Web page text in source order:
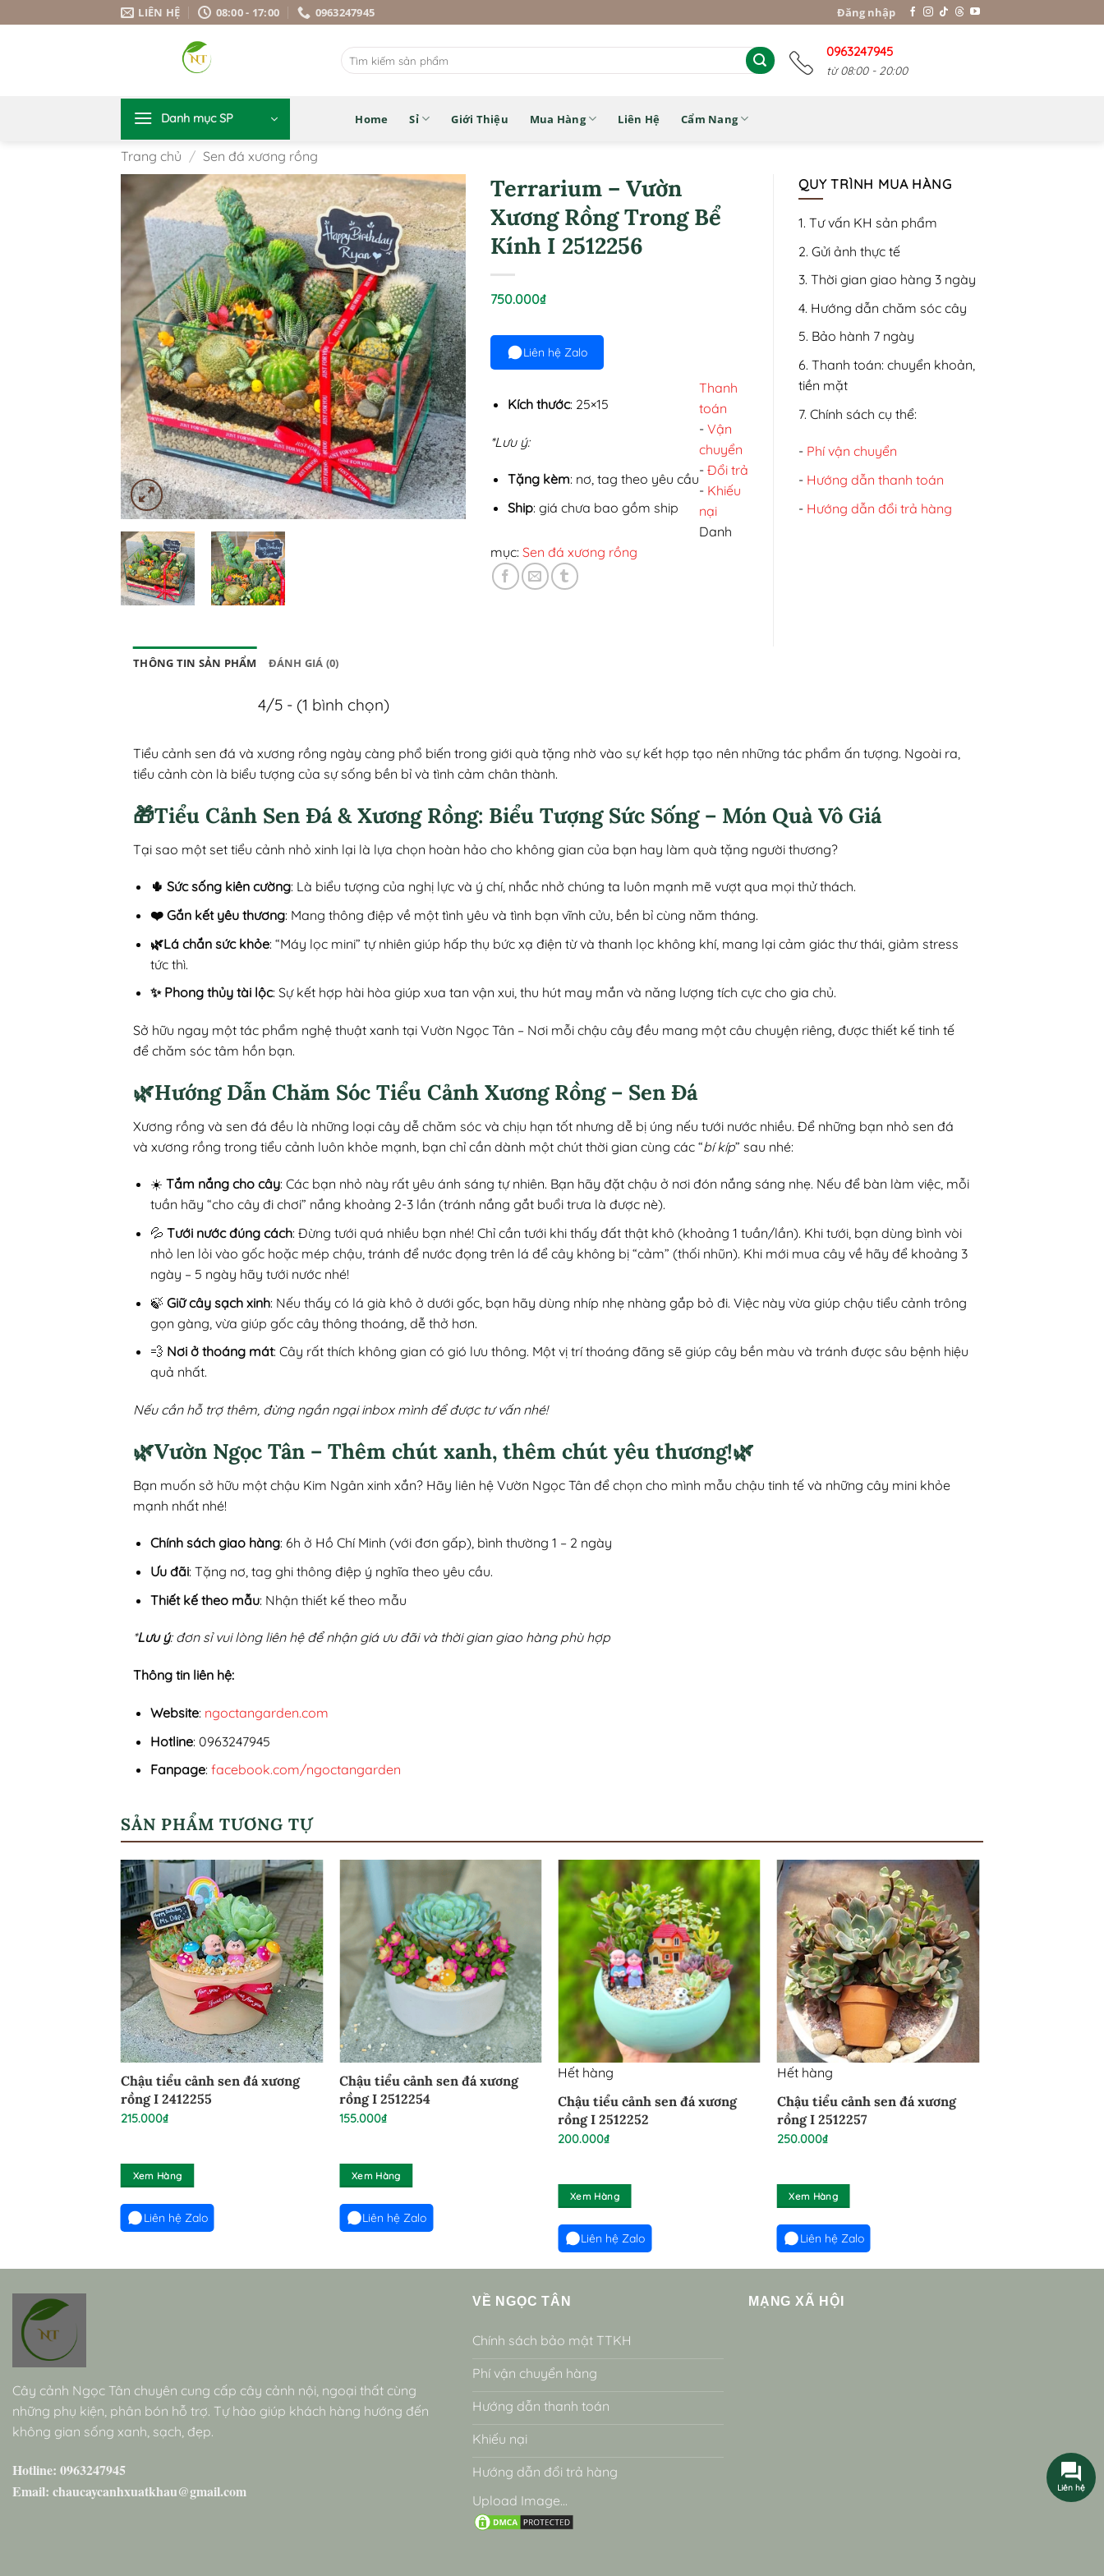
qua
LIÊN HỆ 08:00 - 17:00 0963247945 Đăng nhập
Tìm
kiếm:
0963247945
từ 08:00 - 20:00
Danh mục SP Home Sỉ Giới Thiệu Mua Hàng Liên Hệ Cẩm Nang
Trang chủ / Sen đá xương rồng
Terrarium – Vườn
Xương Rồng Trong Bể
Kính I 2512256
750.000₫
Liên hệ Zalo
Kích thước: 25×15
*Lưu ý:
Tặng kèm: nơ, tag theo yêu cầu
Ship: giá chưa bao gồm ship
Thanh
toán
- Vận
chuyển
- Đổi trả
- Khiếu
nại
Danh
mục: Sen đá xương rồng
QUY TRÌNH MUA HÀNG
1. Tư vấn KH sản phẩm
2. Gửi ảnh thực tế
3. Thời gian giao hàng 3 ngày
4. Hướng dẫn chăm sóc cây
5. Bảo hành 7 ngày
6. Thanh toán: chuyển khoản,
tiền mặt
7. Chính sách cụ thể:
- Phí vận chuyển
- Hướng dẫn thanh toán
- Hướng dẫn đổi trả hàng
THÔNG TIN SẢN PHẨM ĐÁNH GIÁ (0)
4/5 - (1 bình chọn)
Tiểu cảnh sen đá và xương rồng ngày càng phổ biến trong giới quà tặng nhờ vào sự kết hợp tạo nên những tác phẩm ấn tượng. Ngoài ra,
tiểu cảnh còn là biểu tượng của sự sống bền bỉ và tình cảm chân thành.
🎁Tiểu Cảnh Sen Đá & Xương Rồng: Biểu Tượng Sức Sống – Món Quà Vô Giá
Tại sao một set tiểu cảnh nhỏ xinh lại là lựa chọn hoàn hảo cho không gian của bạn hay làm quà tặng người thương?
🌵 Sức sống kiên cường: Là biểu tượng của nghị lực và ý chí, nhắc nhở chúng ta luôn mạnh mẽ vượt qua mọi thử thách.
❤️ Gắn kết yêu thương: Mang thông điệp về một tình yêu và tình bạn vĩnh cửu, bền bỉ cùng năm tháng.
🌿Lá chắn sức khỏe: “Máy lọc mini” tự nhiên giúp hấp thụ bức xạ điện từ và thanh lọc không khí, mang lại cảm giác thư thái, giảm stress
tức thì.
✨ Phong thủy tài lộc: Sự kết hợp hài hòa giúp xua tan vận xui, thu hút may mắn và năng lượng tích cực cho gia chủ.
Sở hữu ngay một tác phẩm nghệ thuật xanh tại Vườn Ngọc Tân – Nơi mỗi chậu cây đều mang một câu chuyện riêng, được thiết kế tinh tế
để chăm sóc tâm hồn bạn.
🌿Hướng Dẫn Chăm Sóc Tiểu Cảnh Xương Rồng – Sen Đá
Xương rồng và sen đá đều là những loại cây dễ chăm sóc và chịu hạn tốt nhưng dễ bị úng nếu tưới nước nhiều. Để những bạn nhỏ sen đá
và xương rồng trong tiểu cảnh luôn khỏe mạnh, bạn chỉ cần dành một chút thời gian cùng các “bí kíp” sau nhé:
☀️ Tắm nắng cho cây: Các bạn nhỏ này rất yêu ánh sáng tự nhiên. Bạn hãy đặt chậu ở nơi đón nắng sáng nhẹ. Nếu để bàn làm việc, mỗi
tuần hãy “cho cây đi chơi” nắng khoảng 2-3 lần (tránh nắng gắt buổi trưa là được nè).
💦 Tưới nước đúng cách: Đừng tưới quá nhiều bạn nhé! Chỉ cần tưới khi thấy đất thật khô (khoảng 1 tuần/lần). Khi tưới, bạn dùng bình vòi
nhỏ len lỏi vào gốc hoặc mép chậu, tránh để nước đọng trên lá để cây không bị “cảm” (thối nhũn). Khi mới mua cây về hãy để khoảng 3
ngày – 5 ngày hãy tưới nước nhé!
🍃 Giữ cây sạch xinh: Nếu thấy có lá già khô ở dưới gốc, bạn hãy dùng nhíp nhẹ nhàng gắp bỏ đi. Việc này vừa giúp chậu tiểu cảnh trông
gọn gàng, vừa giúp gốc cây thông thoáng, dễ thở hơn.
💨 Nơi ở thoáng mát: Cây rất thích không gian có gió lưu thông. Một vị trí thoáng đãng sẽ giúp cây bền màu và tránh được sâu bệnh hiệu
quả nhất.
Nếu cần hỗ trợ thêm, đừng ngần ngại inbox mình để được tư vấn nhé!
🌿Vườn Ngọc Tân – Thêm chút xanh, thêm chút yêu thương!🌿
Bạn muốn sở hữu một chậu Kim Ngân xinh xắn? Hãy liên hệ Vườn Ngọc Tân để chọn cho mình mẫu chậu tinh tế và những cây mini khỏe
mạnh nhất nhé!
Chính sách giao hàng: 6h ở Hồ Chí Minh (với đơn gấp), bình thường 1 – 2 ngày
Ưu đãi: Tặng nơ, tag ghi thông điệp ý nghĩa theo yêu cầu.
Thiết kế theo mẫu: Nhận thiết kế theo mẫu
*Lưu ý: đơn sỉ vui lòng liên hệ để nhận giá ưu đãi và thời gian giao hàng phù hợp
Thông tin liên hệ:
Website: ngoctangarden.com
Hotline: 0963247945
Fanpage: facebook.com/ngoctangarden
SẢN PHẨM TƯƠNG TỰ
Chậu tiểu cảnh sen đá xương
rồng I 2412255
215.000₫
Xem Hàng
Liên hệ Zalo
Chậu tiểu cảnh sen đá xương
rồng I 2512254
155.000₫
Xem Hàng
Liên hệ Zalo
Hết hàng
Chậu tiểu cảnh sen đá xương
rồng I 2512252
200.000₫
Xem Hàng
Liên hệ Zalo
Hết hàng
Chậu tiểu cảnh sen đá xương
rồng I 2512257
250.000₫
Xem Hàng
Liên hệ Zalo
Cây cảnh Ngọc Tân chuyên cung cấp cây cảnh nội, ngoại thất cùng
những phụ kiện, phân bón hỗ trợ. Tự hào giúp khách hàng hướng đến
không gian sống xanh, sạch, đẹp.
Hotline: 0963247945
Email: chaucaycanhxuatkhau@gmail.com
VỀ NGỌC TÂN
Chính sách bảo mật TTKH
Phí vận chuyển hàng
Hướng dẫn thanh toán
Khiếu nại
Hướng dẫn đổi trả hàng
Upload Image...
MẠNG XÃ HỘI
Liên hệ